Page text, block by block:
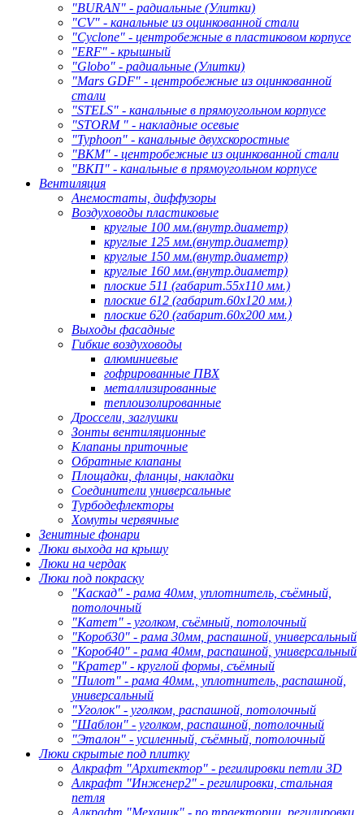
"BURAN" - радиальные (Улитки)
"CV" - канальные из оцинкованной стали
"Cyclone" - центробежные в пластиковом корпусе
"ERF" - крышный
"Globo" - радиальные (Улитки)
"Mars GDF" - центробежные из оцинкованной
стали
"STELS" - канальные в прямоугольном корпусе
"STORM " - накладные осевые
"Typhoon" - канальные двухскоростные
"ВКМ" - центробежные из оцинкованной стали
"ВКП" - канальные в прямоугольном корпусе
Вентиляция
Анемостаты, диффузоры
Воздуховоды пластиковые
круглые 100 мм.(внутр.диаметр)
круглые 125 мм.(внутр.диаметр)
круглые 150 мм.(внутр.диаметр)
круглые 160 мм.(внутр.диаметр)
плоские 511 (габарит.55х110 мм.)
плоские 612 (габарит.60х120 мм.)
плоские 620 (габарит.60х200 мм.)
Выходы фасадные
Гибкие воздуховоды
алюминиевые
гофрированные ПВХ
металлизированные
теплоизолированные
Дроссели, заглушки
Зонты вентиляционные
Клапаны приточные
Обратные клапаны
Площадки, фланцы, накладки
Соединители универсальные
Турбодефлекторы
Хомуты червячные
Зенитные фонари
Люки выхода на крышу
Люки на чердак
Люки под покраску
"Каскад" - рама 40мм, уплотнитель, съёмный,
потолочный
"Катет" - уголком, съёмный, потолочный
"Короб30" - рама 30мм, распашной, универсальный
"Короб40" - рама 40мм, распашной, универсальный
"Кратер" - круглой формы, съёмный
"Пилот" - рама 40мм., уплотнитель, распашной,
универсальный
"Уголок" - уголком, распашной, потолочный
"Шаблон" - уголком, распашной, потолочный
"Эталон" - усиленный, съёмный, потолочный
Люки скрытые под плитку
Алкрафт "Архитектор" - регилировки петли 3D
Алкрафт "Инженер2" - регилировки, стальная
петля
Алкрафт "Механик" - по траектории, регилировки